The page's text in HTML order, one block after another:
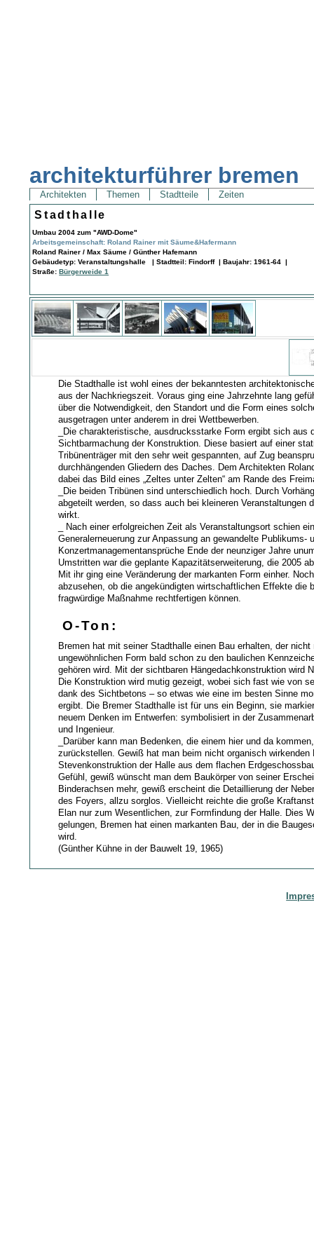
architekturführer bremen
Architekten Themen Stadtteile Zeiten
Stadthalle
Umbau 2004 zum "AWD-Dome"
Arbeitsgemeinschaft: Roland Rainer mit Säume&Hafermann
Roland Rainer / Max Säume / Günther Hafemann
Gebäudetyp: Veranstaltungshalle | Stadtteil: Findorff | Baujahr: 1961-64 |
Straße:Bürgerweide 1
Die Stadthalle ist wohl eines der bekanntesten
aus der Nachkriegszeit. Voraus ging eine Jahrzehnte lang
über die Notwendigkeit, den Standort und die Form eines
ausgetragen unter anderem in drei Wettbewerben.
_Die charakteristische, ausdrucksstarke Form ergibt sich aus
Sichtbarmachung der Konstruktion. Diese basiert auf einer
Tribünenträger mit den sehr weit gespannten, auf Zug
durchhängenden Gliedern des Daches. Dem Architekten
dabei das Bild eines „Zeltes unter Zelten“ am Rande des
_Die beiden Tribünen sind unterschiedlich hoch. Durch
abgeteilt werden, so dass auch bei kleineren Veranstaltungen
wirkt.
_ Nach einer erfolgreichen Zeit als Veranstaltungsort schien
Generalerneuerung zur Anpassung an gewandelte Publikums-
Konzertmanagementansprüche Ende der neunziger Jahre
Umstritten war die geplante Kapazitätserweiterung, die 2005
Mit ihr ging eine Veränderung der markanten Form einher.
abzusehen, ob die angekündigten wirtschaftlichen Effekte die
fragwürdige Maßnahme rechtfertigen können.
O-Ton:
Bremen hat mit seiner Stadthalle einen Bau erhalten, der nicht
ungewöhnlichen Form bald schon zu den baulichen
gehören wird. Mit der sichtbaren Hängedachkonstruktion wird
Die Konstruktion wird mutig gezeigt, wobei sich fast wie von
dank des Sichtbetons – so etwas wie eine im besten Sinne
ergibt. Die Bremer Stadthalle ist für uns ein Beginn, sie
neuem Denken im Entwerfen: symbolisiert in der
und Ingenieur.
_Darüber kann man Bedenken, die einem hier und da
zurückstellen. Gewiß hat man beim nicht organisch wirkenden
Stevenkonstruktion der Halle aus dem flachen
Gefühl, gewiß wünscht man dem Baukörper von seiner
Binderachsen mehr, gewiß erscheint die Detaillierung der
des Foyers, allzu sorglos. Vielleicht reichte die große
Elan nur zum Wesentlichen, zur Formfindung der Halle. Dies
gelungen, Bremen hat einen markanten Bau, der in die
wird.
(Günther Kühne in der Bauwelt 19, 1965)